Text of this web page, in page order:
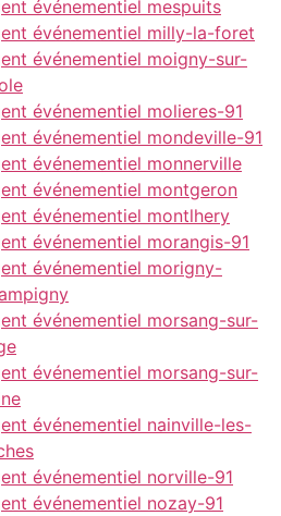
événementiel mespuits
événementiel milly-la-foret
événementiel moigny-sur-
événementiel molieres-91
événementiel mondeville-91
événementiel monnerville
événementiel montgeron
événementiel montlhery
événementiel morangis-91
événementiel morigny-
événementiel morsang-sur-
événementiel morsang-sur-
événementiel nainville-les-
événementiel norville-91
événementiel nozay-91